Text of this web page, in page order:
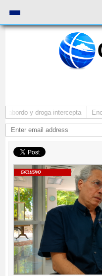
abordo y droga intercepta